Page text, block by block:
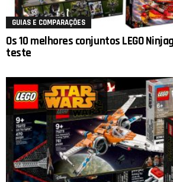
GUIAS E COMPARAÇÕES
Os 10 melhores conjuntos LEGO
teste